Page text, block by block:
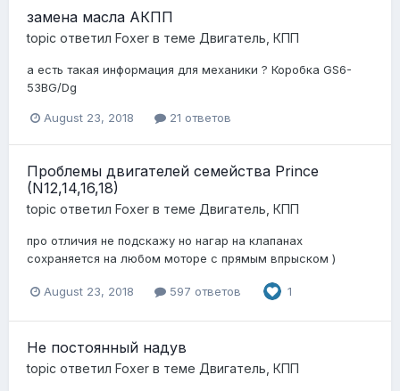
замена масла АКПП
topic ответил Foxer в теме Двигатель, КПП
а есть такая информация для механики ? Коробка GS6-
53BG/Dg
August 23, 2018 21 ответов
Проблемы двигателей семейства Prince
(N12,14,16,18)
topic ответил Foxer в теме Двигатель, КПП
про отличия не подскажу но нагар на клапанах
сохраняется на любом моторе с прямым впрыском )
August 23, 2018 597 ответов 1
Не постоянный надув
topic ответил Foxer в теме Двигатель, КПП